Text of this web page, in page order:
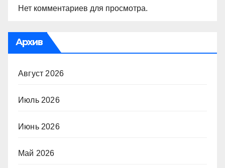
Нет комментариев для просмотра.
Архив
Август 2026
Июль 2026
Июнь 2026
Май 2026